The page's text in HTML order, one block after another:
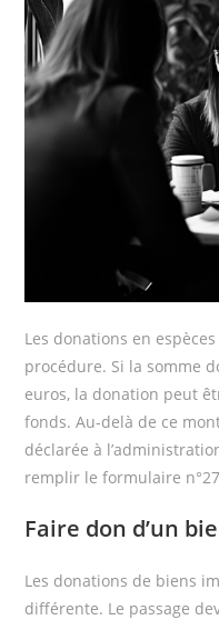
Les donations en
procédure. Si la somme
euros, la donation peut
fonds. Au-delà de ce
déclarée à
remplir le formulaire
Faire don d’un
Les donations de biens
différente. Le passage